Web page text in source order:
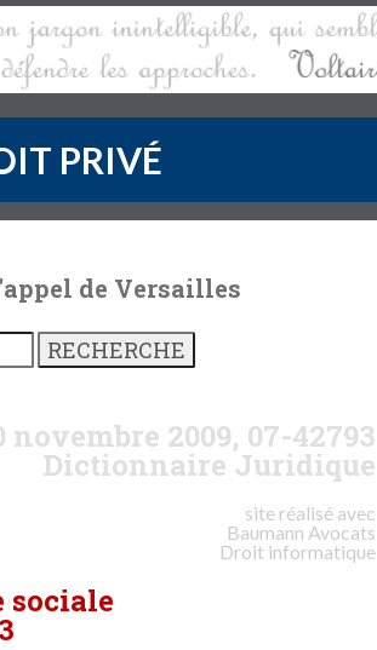
PRIVÉ
de Versailles
novembre 2009, 07-42793
Dictionnaire Juridique
site réalisé avec
Baumann Avocats
Droit informatique
sociale